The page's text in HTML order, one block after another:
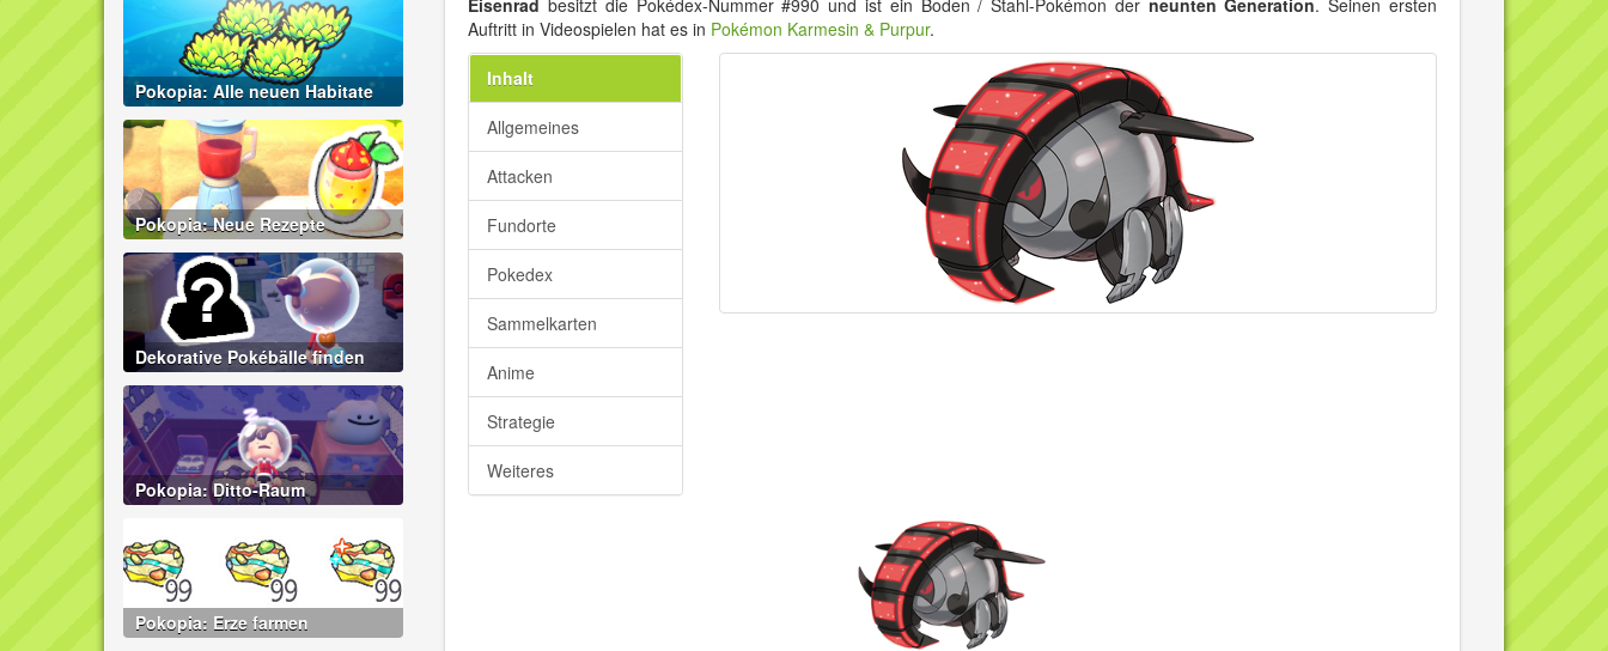
Pokopia: Alle neuen Habitate
Pokopia: Neue Rezepte
Dekorative Pokébälle finden
Pokopia: Ditto-Raum
Pokopia: Erze farmen
Eisenrad besitzt die Pokédex-Nummer #990 und ist ein Boden / Stahl-Pokémon der neunten Generation. Seinen ersten
Auftritt in Videospielen hat es in Pokémon Karmesin & Purpur.
Inhalt
Allgemeines
Attacken
Fundorte
Pokedex
Sammelkarten
Anime
Strategie
Weiteres